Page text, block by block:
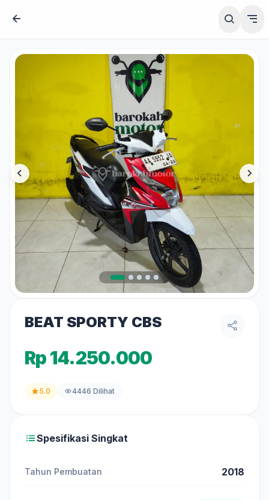
BEAT SPORTY CBS
Rp 14.250.000
5.0 4446 Dilihat
Spesifikasi Singkat
Tahun Pembuatan 2018